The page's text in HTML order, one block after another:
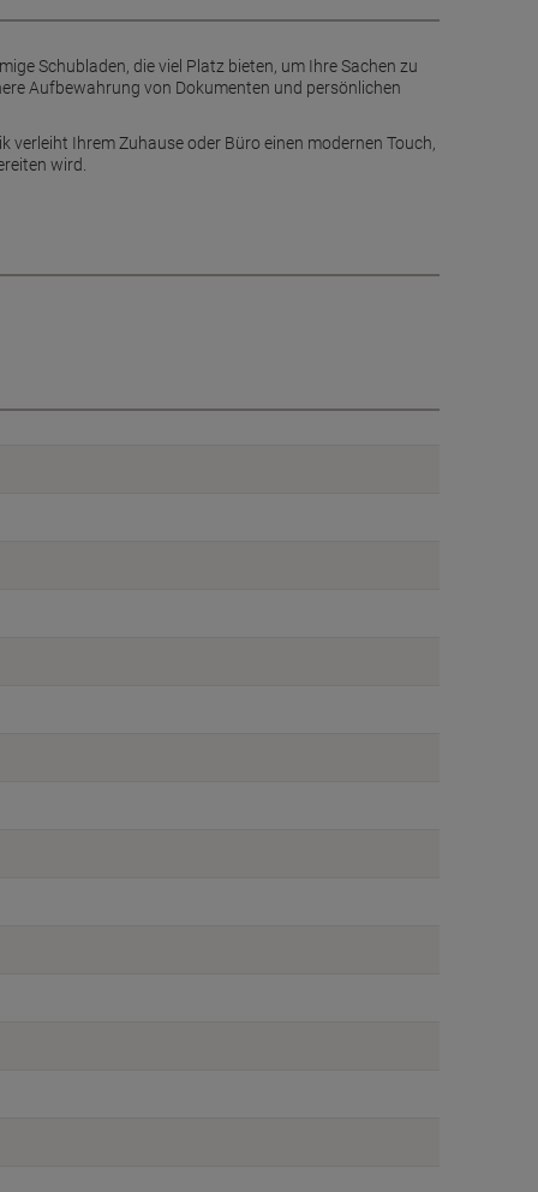
Schubladen, die viel Platz bieten, um Ihre Sachen zu
Aufbewahrung von Dokumenten und persönlichen
Ihrem Zuhause oder Büro einen modernen Touch,
wird.